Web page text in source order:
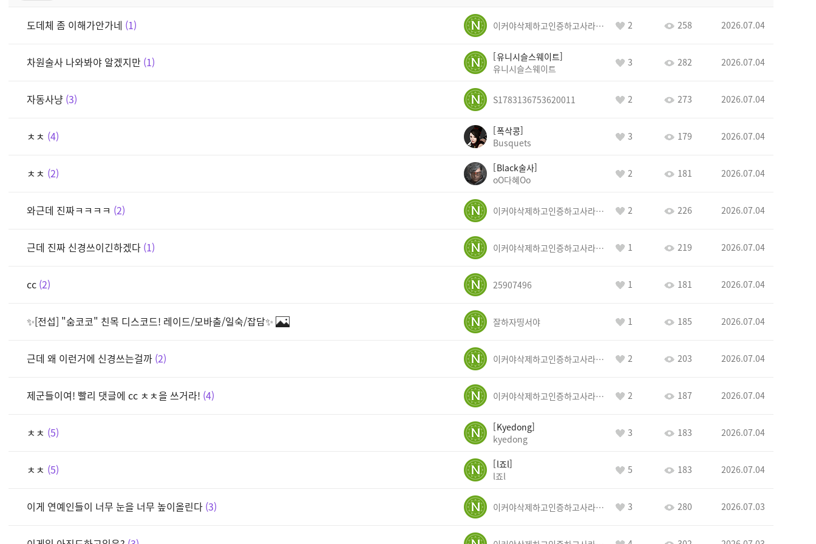
도데체 좀 이해가안가네 1 이커야삭제하고인증하고사라지거라 2 258 2026.07.04
차원술사 나와봐야 알겠지만 1
유니시슬스웨이트
유니시슬스웨이트
3 282 2026.07.04
자동사냥 3 S1783136753620011 2 273 2026.07.04
ㅊㅊ 4
폭삭콩
Busquets
3 179 2026.07.04
ㅊㅊ 2
Black술사
oO다혜Oo
2 181 2026.07.04
와근데 진짜ㅋㅋㅋㅋ 2 이커야삭제하고인증하고사라지거라 2 226 2026.07.04
근데 진짜 신경쓰이긴하겠다 1 이커야삭제하고인증하고사라지거라 1 219 2026.07.04
cc 2 25907496 1 181 2026.07.04
✨[전섭] "숨코코" 친목 디스코드! 레이드/모바출/일숙/잡담✨ 잘하자띵서야 1 185 2026.07.04
근데 왜 이런거에 신경쓰는걸까 2 이커야삭제하고인증하고사라지거라 2 203 2026.07.04
제군들이여! 빨리 댓글에 cc ㅊㅊ을 쓰거라! 4 이커야삭제하고인증하고사라지거라 2 187 2026.07.04
ㅊㅊ 5
Kyedong
kyedong
3 183 2026.07.04
ㅊㅊ 5
l죠l
l죠l
5 183 2026.07.04
이게 연예인들이 너무 눈을 너무 높이올린다 3 이커야삭제하고인증하고사라지거라 3 280 2026.07.03